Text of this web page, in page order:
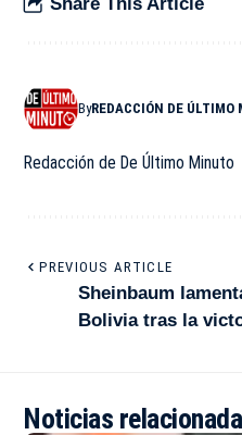
ByREDACCIÓN DE ÚLTIMO
Redacción de De Último Minuto
PREVIOUS ARTICLE
Sheinbaum
Bolivia tras la
Noticias